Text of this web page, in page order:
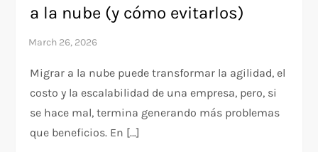
a la nube (y cómo evitarlos)
Migrar a la nube puede transformar la agilidad, el
costo y la escalabilidad de una empresa, pero, si
se hace mal, termina generando más problemas
que beneficios. En […]